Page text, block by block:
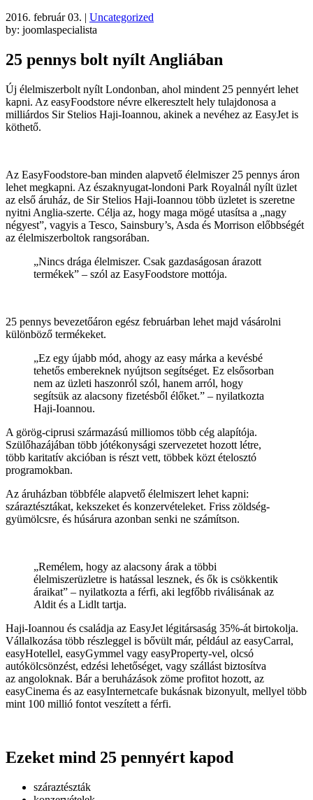
2016. február 03. | Uncategorized
by: joomlaspecialista
25 pennys bolt nyílt Angliában
Új élelmiszerbolt nyílt Londonban, ahol mindent 25 pennyért lehet
kapni. Az easyFoodstore névre elkeresztelt hely tulajdonosa a
milliárdos Sir Stelios Haji-Ioannou, akinek a nevéhez az EasyJet is
köthető.
Az EasyFoodstore-ban minden alapvető élelmiszer 25 pennys áron
lehet megkapni. Az északnyugat-londoni Park Royalnál nyílt üzlet
az első áruház, de Sir Stelios Haji-Ioannou több üzletet is szeretne
nyitni Anglia-szerte. Célja az, hogy maga mögé utasítsa a „nagy
négyest”, vagyis a Tesco, Sainsbury’s, Asda és Morrison előbbségét
az élelmiszerboltok rangsorában.
„Nincs drága élelmiszer. Csak gazdaságosan árazott
termékek” – szól az EasyFoodstore mottója.
25 pennys bevezetőáron egész februárban lehet majd vásárolni
különböző termékeket.
„Ez egy újabb mód, ahogy az easy márka a kevésbé
tehetős embereknek nyújtson segítséget. Ez elsősorban
nem az üzleti haszonról szól, hanem arról, hogy
segítsük az alacsony fizetésből élőket.” – nyilatkozta
Haji-Ioannou.
A görög-ciprusi származású milliomos több cég alapítója.
Szülőhazájában több jótékonysági szervezetet hozott létre,
több karitatív akcióban is részt vett, többek közt ételosztó
programokban.
Az áruházban többféle alapvető élelmiszert lehet kapni:
száraztésztákat, kekszeket és konzervételeket. Friss zöldség-
gyümölcsre, és húsárura azonban senki ne számítson.
„Remélem, hogy az alacsony árak a többi
élelmiszerüzletre is hatással lesznek, és ők is csökkentik
áraikat” – nyilatkozta a férfi, aki legfőbb riválisának az
Aldit és a Lidlt tartja.
Haji-Ioannou és családja az EasyJet légitársaság 35%-át birtokolja.
Vállalkozása több részleggel is bővült már, például az easyCarral,
easyHotellel, easyGymmel vagy easyProperty-vel, olcsó
autókölcsönzést, edzési lehetőséget, vagy szállást biztosítva
az angoloknak. Bár a beruházások zöme profitot hozott, az
easyCinema és az easyInternetcafe bukásnak bizonyult, mellyel több
mint 100 millió fontot veszített a férfi.
Ezeket mind 25 pennyért kapod
száraztészták